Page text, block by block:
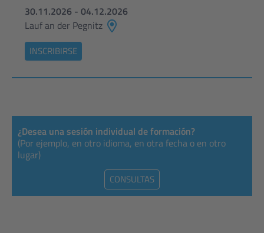
30.11.2026 - 04.12.2026
Lauf an der Pegnitz
INSCRIBIRSE
¿Desea una sesión individual de formación?
(Por ejemplo, en otro idioma, en otra fecha o en otro
lugar)
CONSULTAS